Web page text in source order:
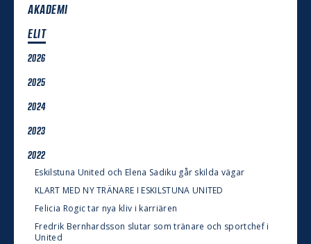
AKADEMI
ELIT
2026
2025
2024
2023
2022
Eskilstuna United och Elena Sadiku går skilda vägar
KLART MED NY TRÄNARE I ESKILSTUNA UNITED
Felicia Rogic tar nya kliv i karriären
Fredrik Bernhardsson slutar som tränare och sportchef i
United